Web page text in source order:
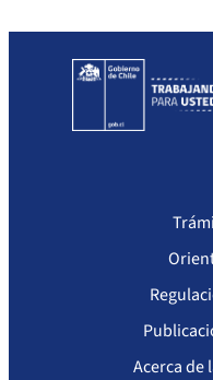
Actas Consejo
Acerca de